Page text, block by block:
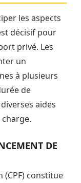
les aspects
décisif pour
privé. Les
un
à plusieurs
de
aides
DE
(CPF) constitue